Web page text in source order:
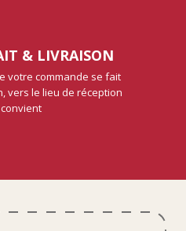
& LIVRAISON
votre commande se fait
vers le lieu de réception